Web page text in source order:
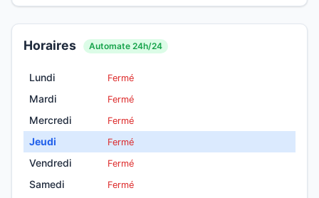
Horaires Automate 24h/24
Lundi Fermé
Mardi Fermé
Mercredi Fermé
Jeudi Fermé
Vendredi Fermé
Samedi Fermé